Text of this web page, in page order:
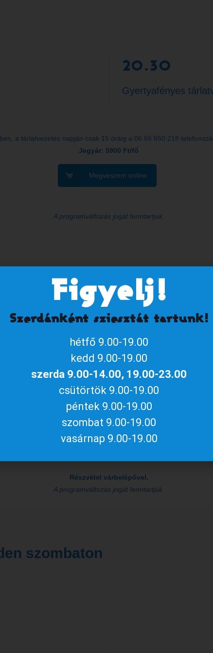
20.30
Gyertyafényes
a tárlatvezetés napján csak 15 óráig a 06 66 650 218
Jegyár: 5900 Ft/fő
Megveszem online
A programváltozás jogát fenntartjuk.
pénteken
15.00
Honvédtisztek a
fegyverletétel
Részvétel várbelépővel.
A programváltozás jogát fenntartjuk.
szombaton
Figyelj!
Szerdánként sziesztát tartunk!
hétfő 9.00-19.00
kedd 9.00-19.00
szerda 9.00-14.00, 19.00-23.00
csütörtök 9.00-19.00
péntek 9.00-19.00
szombat 9.00-19.00
vasárnap 9.00-19.00